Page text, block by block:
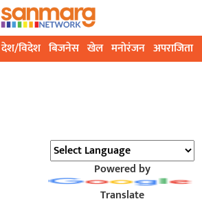
देश/विदेश बिजनेस खेल मनोरंजन अपराजिता
Powered by
Translate